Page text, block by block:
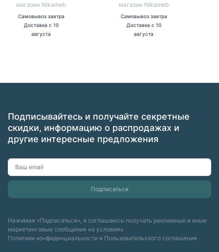
магазин Nikameb
Самовывоз завтра
Доставка с 10
августа
магазин Nikameb
Самовывоз завтра
Доставка с 10
августа
Подписывайтесь и получайте секретные
скидки, информацию о распродажах и
другие интересные предложения
Нажимая «Подписаться», я соглашаюсь получать рекламные и иные
маркетинговые сообщения на условиях
Политики конфиденциальности и Пользовательского соглашения